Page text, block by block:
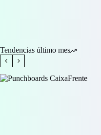
Tendencias último mes